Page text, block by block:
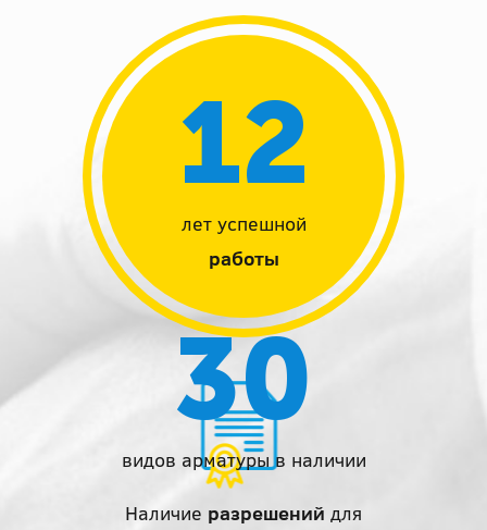
Наличие разрешений для
12
лет успешной
работы
30
видов арматуры в наличии